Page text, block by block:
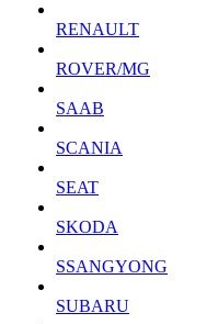
RENAULT
ROVER/MG
SAAB
SCANIA
SEAT
SKODA
SSANGYONG
SUBARU